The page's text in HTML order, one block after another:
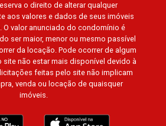
o direito de alterar qualquer
aos valores e dados de seus imóveis
O valor anunciado do condomínio é
ser maior, menor ou mesmo passível
da locação. Pode ocorrer de algum
site não estar mais disponível devido à
feitas pelo site não implicam
venda ou locação de quaisquer
imóveis.